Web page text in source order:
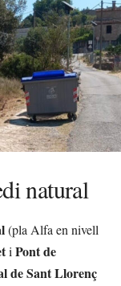
natural
(pla Alfa en nivell
i Pont de
de Sant Llorenç